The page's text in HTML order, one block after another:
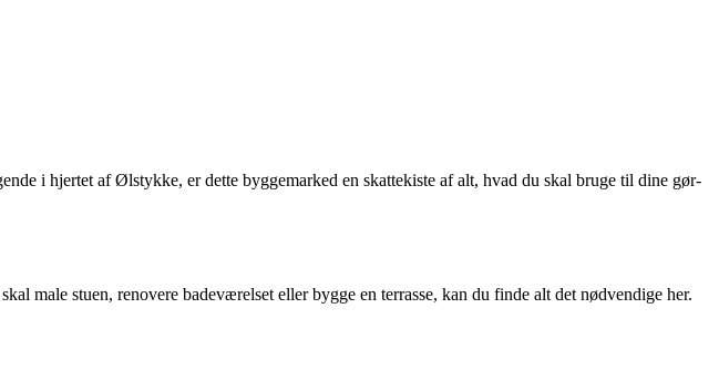
i hjertet af Ølstykke, er dette byggemarked en skattekiste af alt, hvad du skal bruge til dine gør-
male stuen, renovere badeværelset eller bygge en terrasse, kan du finde alt det nødvendige her.